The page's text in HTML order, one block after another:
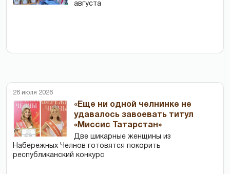
августа
26 июля 2026
«Еще ни одной челнинке не
удавалось завоевать титул
«Миссис Татарстан»
Две шикарные женщины из
Набережных Челнов готовятся покорить
республиканский конкурс